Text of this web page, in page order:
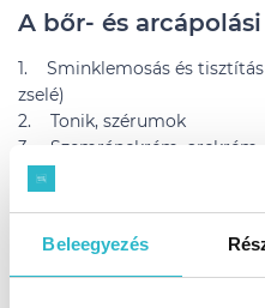
Beleegyezés
A bőr- és
1. Sminklemosás és
zselé)
2. Tonik, szérumok
3. Szemránckrém, arckrém
1. Arclemosó
2. Hámlasztás